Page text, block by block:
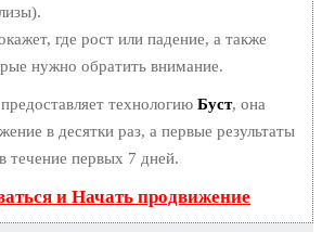
где рост или падение, а также
нужно обратить внимание.
технологию Буст, она
в десятки раз, а первые результаты
течение первых 7 дней.
и Начать продвижение